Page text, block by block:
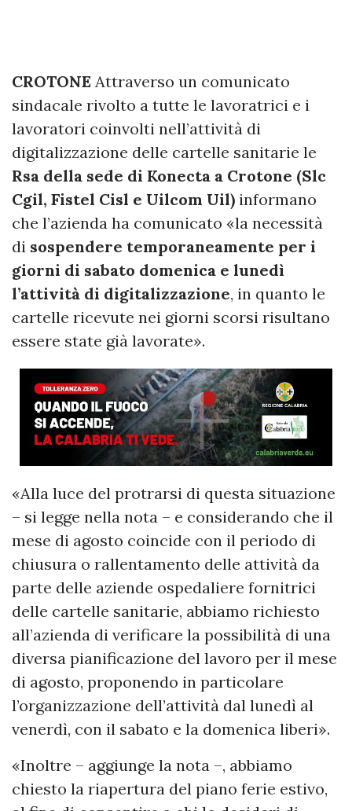
CROTONE Attraverso un comunicato
sindacale rivolto a tutte le lavoratrici e i
lavoratori coinvolti nell’attività di
digitalizzazione delle cartelle sanitarie le
Rsa della sede di Konecta a Crotone (Slc
Cgil, Fistel Cisl e Uilcom Uil) informano
che l’azienda ha comunicato «la necessità
di sospendere temporaneamente per i
giorni di sabato domenica e lunedì
l’attività di digitalizzazione, in quanto le
cartelle ricevute nei giorni scorsi risultano
essere state già lavorate».
«Alla luce del protrarsi di questa situazione
– si legge nella nota – e considerando che il
mese di agosto coincide con il periodo di
chiusura o rallentamento delle attività da
parte delle aziende ospedaliere fornitrici
delle cartelle sanitarie, abbiamo richiesto
all’azienda di verificare la possibilità di una
diversa pianificazione del lavoro per il mese
di agosto, proponendo in particolare
l’organizzazione dell’attività dal lunedì al
venerdì, con il sabato e la domenica liberi».
«Inoltre – aggiunge la nota –, abbiamo
chiesto la riapertura del piano ferie estivo,